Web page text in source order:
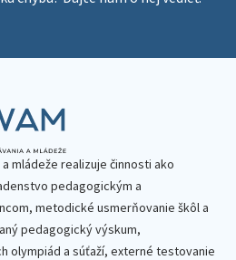
mládeže realizuje činnosti ako
pedagogickým a
metodické usmerňovanie škôl a
pedagogický výskum,
olympiád a súťaží, externé testovanie